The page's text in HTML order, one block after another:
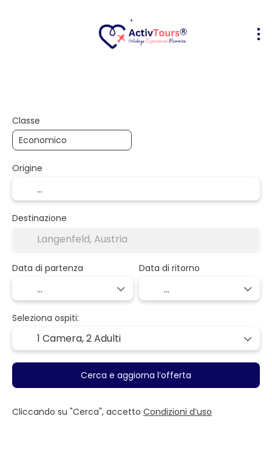
Classe
Origine
Destinazione
Data di partenza Data di ritorno
Seleziona ospiti:
1 Camera,2 Adulti
Cerca e aggiorna l’offerta
Cliccando su "Cerca", accetto Condizioni d’uso